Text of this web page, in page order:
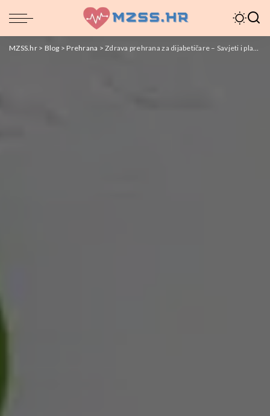
MZSS.hr> Blog > Prehrana >Zdrava prehrana za dijabetičare – Savjeti i planovi prehrane